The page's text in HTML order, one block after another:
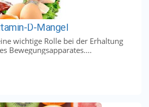
D-Mangel
wichtige Rolle bei der Erhaltung
Bewegungsapparates....